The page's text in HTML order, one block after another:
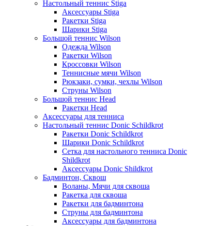
Настольный теннис Stiga
Аксессуары Stiga
Ракетки Stiga
Шарики Stiga
Большой теннис Wilson
Одежда Wilson
Ракетки Wilson
Кроссовки Wilson
Теннисные мячи Wilson
Рюкзаки, сумки, чехлы Wilson
Струны Wilson
Большой теннис Head
Ракетки Head
Аксессуары для тенниса
Настольный теннис Donic Schildkrot
Ракетки Donic Schildkrot
Шарики Donic Schildkrot
Сетка для настольного тенниса Donic
Shildkrot
Аксессуары Donic Shildkrot
Бадминтон, Сквош
Воланы, Мячи для сквоша
Ракетка для сквоша
Ракетки для бадминтона
Струны для бадминтона
Аксессуары для бадминтона